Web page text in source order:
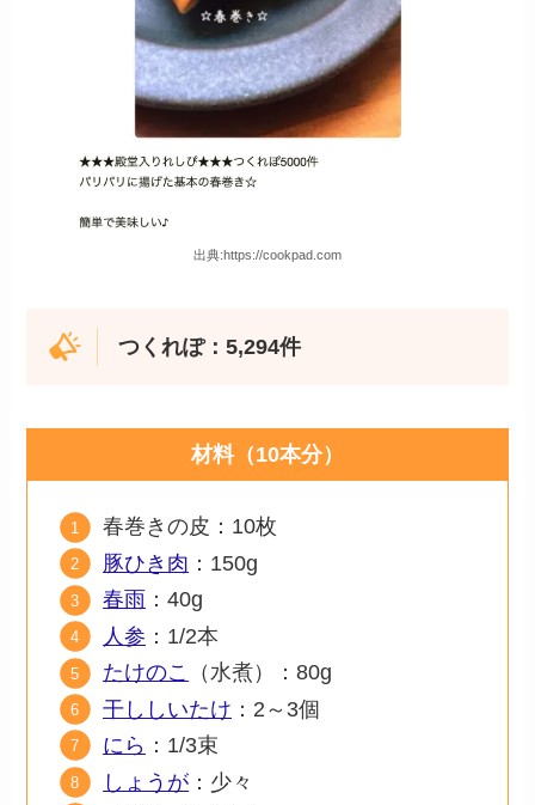
出典:https://cookpad.com
つくれぽ：5,294件
材料（10本分）
春巻きの皮：10枚
豚ひき肉 ：150g
春雨 ：40g
人参 ：1/2本
たけのこ
（水煮）：80g
干ししいたけ ：2～3個
にら ：1/3束
しょうが ：少々